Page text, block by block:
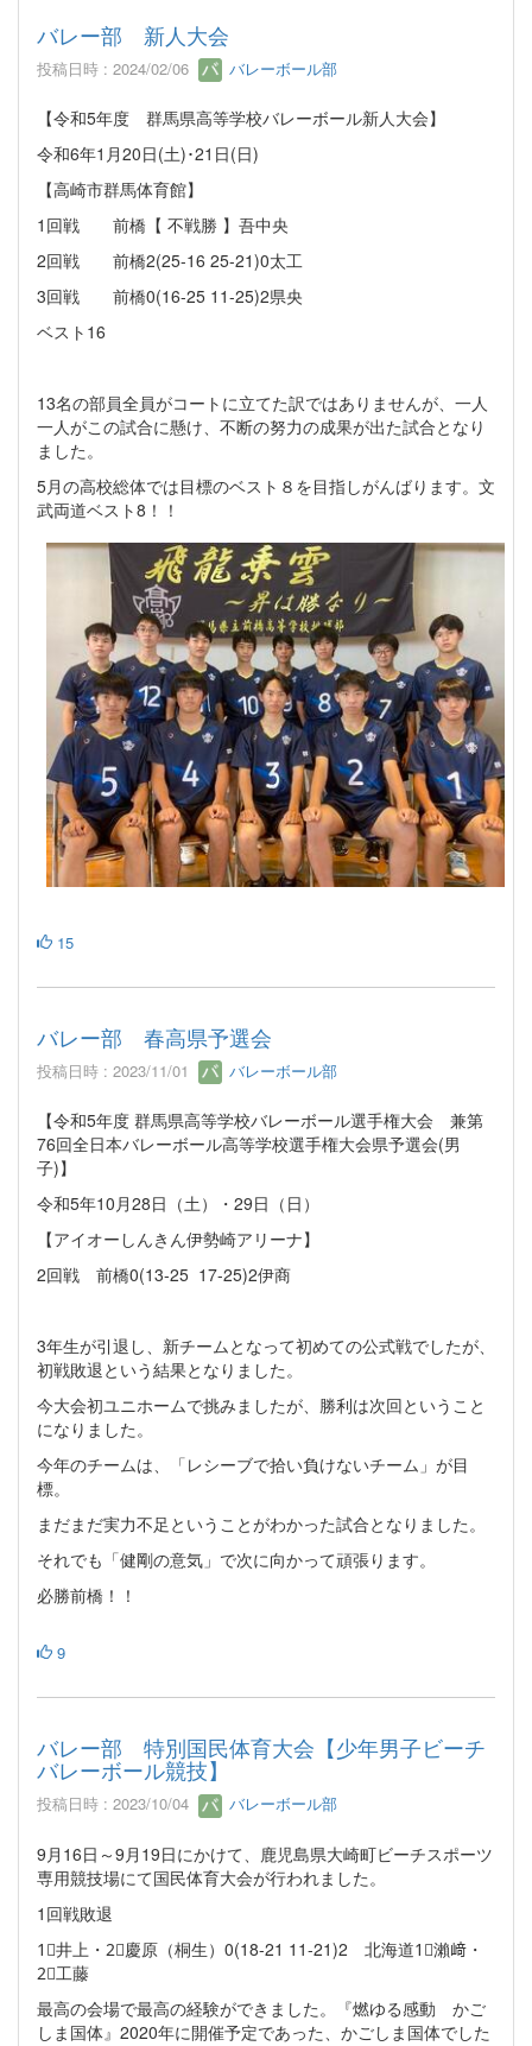
バレー部 新人大会
投稿日時 : 2024/02/06 バレーボール部
【令和5年度 群馬県高等学校バレーボール新人大会】
令和6年1月20日(土)･21日(日)
【高崎市群馬体育館】
1回戦 前橋【 不戦勝 】吾中央
2回戦 前橋2(25-16 25-21)0太工
3回戦 前橋0(16-25 11-25)2県央
ベスト16
13名の部員全員がコートに立てた訳ではありませんが、一人
一人がこの試合に懸け、不断の努力の成果が出た試合となり
ました。
5月の高校総体では目標のベスト８を目指しがんばります。文
武両道ベスト8！！
15
バレー部 春高県予選会
投稿日時 : 2023/11/01 バレーボール部
【令和5年度 群馬県高等学校バレーボール選手権大会 兼第
76回全日本バレーボール高等学校選手権大会県予選会(男
子)】
令和5年10月28日（土）・29日（日）
【アイオーしんきん伊勢崎アリーナ】
2回戦 前橋0(13-25 17-25)2伊商
3年生が引退し、新チームとなって初めての公式戦でしたが、
初戦敗退という結果となりました。
今大会初ユニホームで挑みましたが、勝利は次回ということ
になりました。
今年のチームは、「レシーブで拾い負けないチーム」が目
標。
まだまだ実力不足ということがわかった試合となりました。
それでも「健剛の意気」で次に向かって頑張ります。
必勝前橋！！
9
バレー部 特別国民体育大会【少年男子ビーチ
バレーボール競技】
投稿日時 : 2023/10/04 バレーボール部
9月16日～9月19日にかけて、鹿児島県大崎町ビーチスポーツ
専用競技場にて国民体育大会が行われました。
1回戦敗退
1⃣井上・2⃣慶原（桐生）0(18-21 11-21)2 北海道1⃣瀨﨑・
2⃣工藤
最高の会場で最高の経験ができました。『燃ゆる感動 かご
しま国体』2020年に開催予定であった、かごしま国体でした